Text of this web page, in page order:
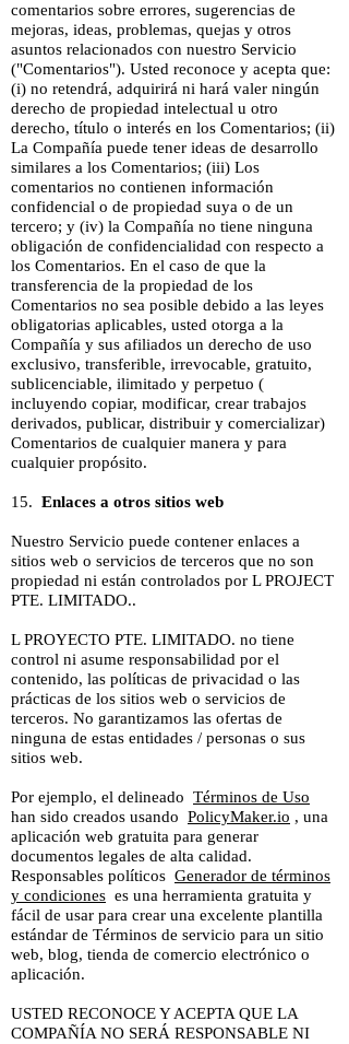
comentarios sobre errores, sugerencias de
mejoras, ideas, problemas, quejas y otros
asuntos relacionados con nuestro Servicio
("Comentarios"). Usted reconoce y acepta que:
(i) no retendrá, adquirirá ni hará valer ningún
derecho de propiedad intelectual u otro
derecho, título o interés en los Comentarios; (ii)
La Compañía puede tener ideas de desarrollo
similares a los Comentarios; (iii) Los
comentarios no contienen información
confidencial o de propiedad suya o de un
tercero; y (iv) la Compañía no tiene ninguna
obligación de confidencialidad con respecto a
los Comentarios. En el caso de que la
transferencia de la propiedad de los
Comentarios no sea posible debido a las leyes
obligatorias aplicables, usted otorga a la
Compañía y sus afiliados un derecho de uso
exclusivo, transferible, irrevocable, gratuito,
sublicenciable, ilimitado y perpetuo (
incluyendo copiar, modificar, crear trabajos
derivados, publicar, distribuir y comercializar)
Comentarios de cualquier manera y para
cualquier propósito.
15. Enlaces a otros sitios web
Nuestro Servicio puede contener enlaces a
sitios web o servicios de terceros que no son
propiedad ni están controlados por L PROJECT
PTE. LIMITADO..
L PROYECTO PTE. LIMITADO. no tiene
control ni asume responsabilidad por el
contenido, las políticas de privacidad o las
prácticas de los sitios web o servicios de
terceros. No garantizamos las ofertas de
ninguna de estas entidades / personas o sus
sitios web.
Por ejemplo, el delineado Términos de Uso
han sido creados usando PolicyMaker.io , una
aplicación web gratuita para generar
documentos legales de alta calidad.
Responsables políticos Generador de términos
y condiciones es una herramienta gratuita y
fácil de usar para crear una excelente plantilla
estándar de Términos de servicio para un sitio
web, blog, tienda de comercio electrónico o
aplicación.
USTED RECONOCE Y ACEPTA QUE LA
COMPAÑÍA NO SERÁ RESPONSABLE NI